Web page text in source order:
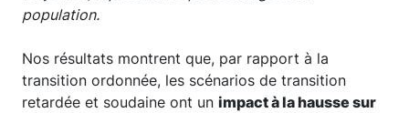
population.
Nos résultats montrent que, par rapport à la
transition ordonnée, les scénarios de transition
retardée et soudaine ont un impact à la hausse sur